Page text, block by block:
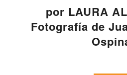
por LAURA
Fotografía de